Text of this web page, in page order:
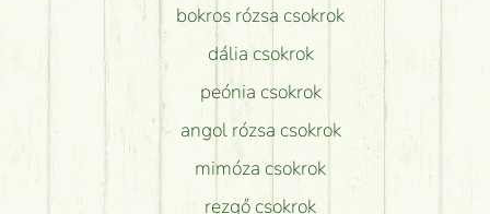
bokros rózsa csokrok
dália csokrok
peónia csokrok
angol rózsa csokrok
mimóza csokrok
rezgő csokrok